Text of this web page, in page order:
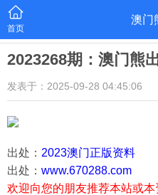
首页
澳门
2023268期：澳门熊
发表于：2025-09-28 04:45:06
出处： 2023澳门正版资料
出处： www.670288.com
欢迎向您的朋友推荐本站或本